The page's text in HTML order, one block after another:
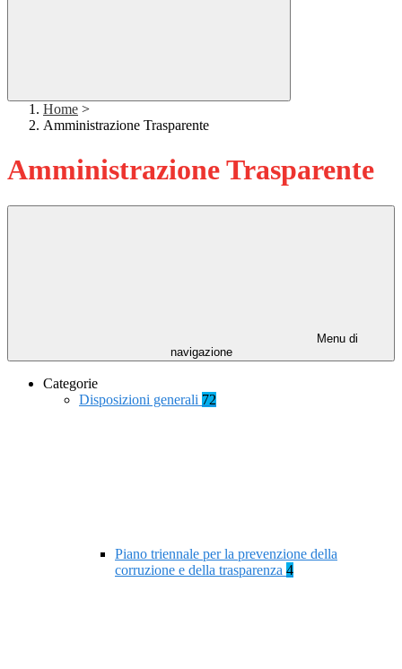
Home >
Amministrazione Trasparente
Amministrazione Trasparente
Menu di
navigazione
Categorie
Disposizioni generali 72
Piano triennale per la prevenzione della
corruzione e della trasparenza 4